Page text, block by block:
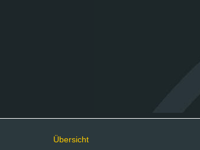
Über­sicht